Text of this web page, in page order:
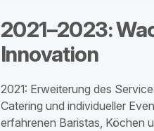
2021–2023:
Innovation
2021: Erweiterung des
Catering und individueller
erfahrenen Baristas, Köchen